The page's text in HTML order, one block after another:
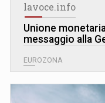
lavoce.info
Unione
messaggio alla
EUROZONA